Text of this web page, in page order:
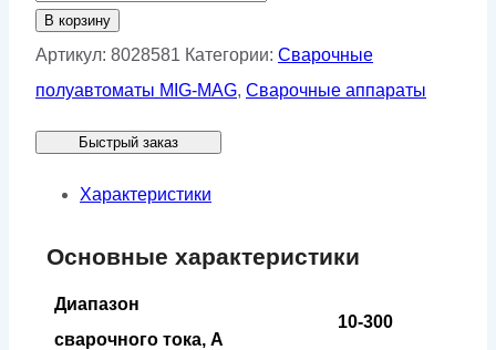
товара
Полуавтомат
КЕДР
3000DP
NEO
В корзину
Артикул: 8028581 Категории: Сварочные
полуавтоматы MIG-MAG, Сварочные аппараты
Быстрый заказ
Характеристики
Основные характеристики
Диапазон
сварочного тока, А
10-300